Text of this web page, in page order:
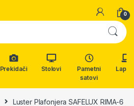
0
Prekidači Stolovi
Pametni
satovi
Luster Plafonjera SAFELUX RIMA-6